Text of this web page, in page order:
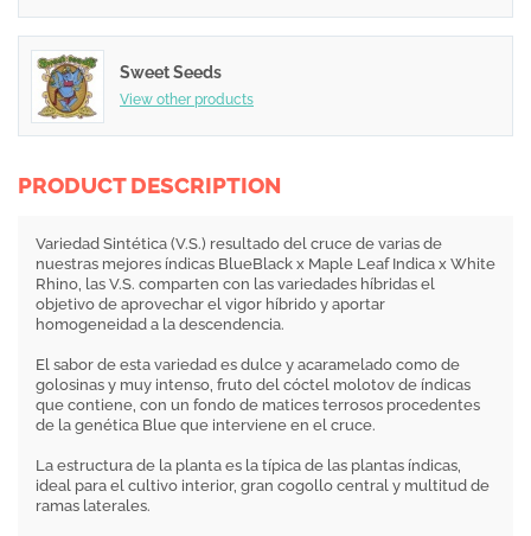
Sweet Seeds
View other products
PRODUCT DESCRIPTION
Variedad Sintética (V.S.) resultado del cruce de varias de
nuestras mejores índicas BlueBlack x Maple Leaf Indica x White
Rhino, las V.S. comparten con las variedades híbridas el
objetivo de aprovechar el vigor híbrido y aportar
homogeneidad a la descendencia.
El sabor de esta variedad es dulce y acaramelado como de
golosinas y muy intenso, fruto del cóctel molotov de índicas
que contiene, con un fondo de matices terrosos procedentes
de la genética Blue que interviene en el cruce.
La estructura de la planta es la típica de las plantas índicas,
ideal para el cultivo interior, gran cogollo central y multitud de
ramas laterales.